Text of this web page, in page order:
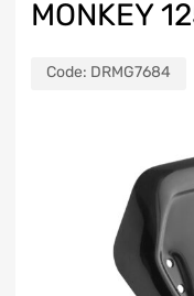
MONKEY
Code: DRMG7684